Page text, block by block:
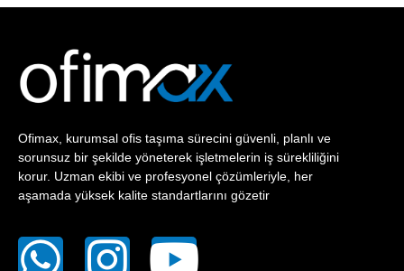
Ofimax, kurumsal ofis taşıma sürecini güvenli, planlı ve
sorunsuz bir şekilde yöneterek işletmelerin iş sürekliliğini
korur. Uzman ekibi ve profesyonel çözümleriyle, her
aşamada yüksek kalite standartlarını gözetir